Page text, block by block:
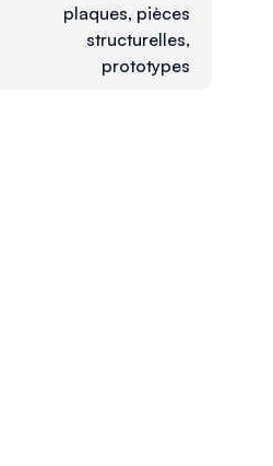
plaques, pièces
structurelles,
prototypes